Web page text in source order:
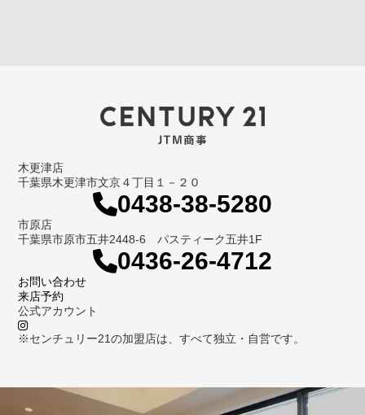
木更津店
千葉県木更津市文京４丁目１－２０
0438-38-5280
市原店
千葉県市原市五井2448-6 パスティーク五井1F
0436-26-4712
お問い合わせ
来店予約
公式アカウント
※センチュリー21の加盟店は、すべて独立・自営です。